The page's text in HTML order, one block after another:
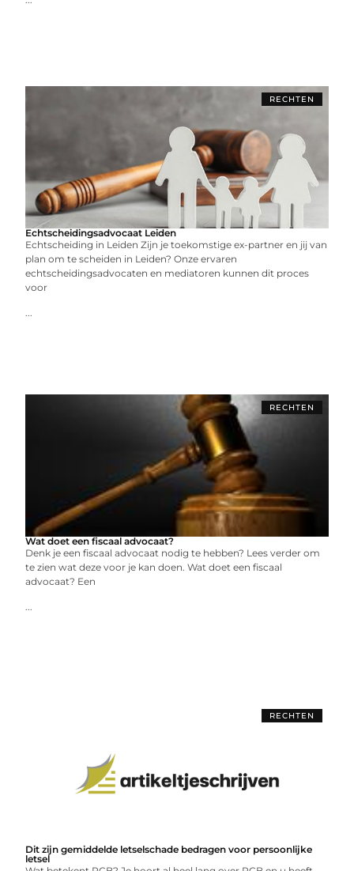
RECHTEN
Echtscheidingsadvocaat Leiden
Echtscheiding in Leiden Zijn je toekomstige ex-partner en jij van
plan om te scheiden in Leiden? Onze ervaren
echtscheidingsadvocaten en mediatoren kunnen dit proces
voor
...
RECHTEN
Wat doet een fiscaal advocaat?
Denk je een fiscaal advocaat nodig te hebben? Lees verder om
te zien wat deze voor je kan doen. Wat doet een fiscaal
advocaat? Een
...
RECHTEN
Dit zijn gemiddelde letselschade bedragen voor persoonlijke
letsel